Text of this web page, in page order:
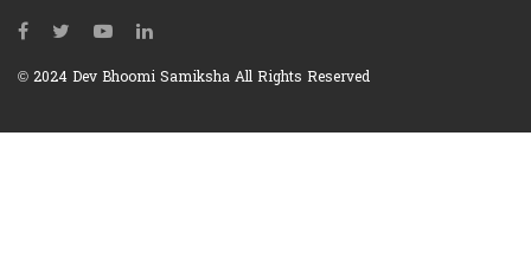
© 2024 Dev Bhoomi Samiksha All Rights Reserved